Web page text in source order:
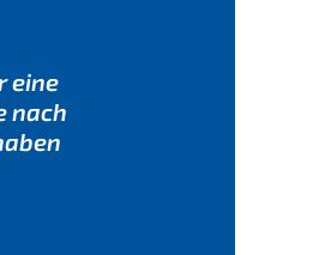
eine
nach